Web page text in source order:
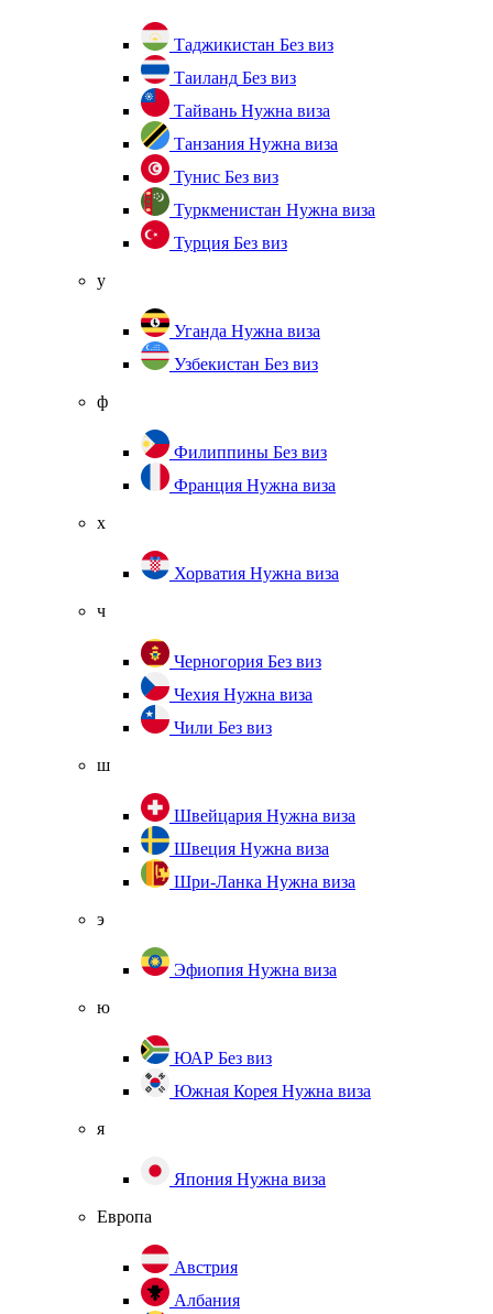
Таджикистан Без виз
Таиланд Без виз
Тайвань Нужна виза
Танзания Нужна виза
Тунис Без виз
Туркменистан Нужна виза
Турция Без виз
у
Уганда Нужна виза
Узбекистан Без виз
ф
Филиппины Без виз
Франция Нужна виза
х
Хорватия Нужна виза
ч
Черногория Без виз
Чехия Нужна виза
Чили Без виз
ш
Швейцария Нужна виза
Швеция Нужна виза
Шри-Ланка Нужна виза
э
Эфиопия Нужна виза
ю
ЮАР Без виз
Южная Корея Нужна виза
я
Япония Нужна виза
Европа
Австрия
Албания